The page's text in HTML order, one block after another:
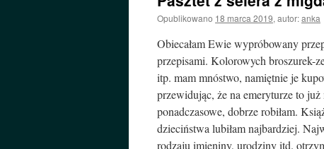
Opublikowano 18 marca 2019, autor:anka
Obiecałam Ewie wypróbowany
przepisami. Kolorowych broszurek-
itp. mam mnóstwo, namiętnie je
przewidując, że na emeryturze to
ponadczasowe, dobrze robiłam.
dzieciństwa lubiłam najbardziej.
rodzaju imieniny, urodziny itd.